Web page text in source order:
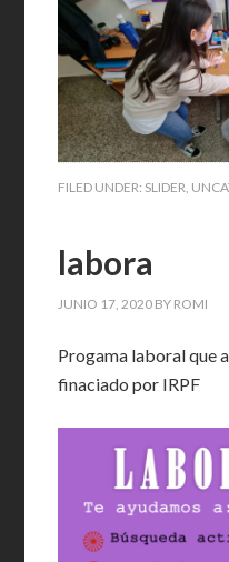
FILED UNDER: SLIDER
labora
JUNIO 17, 2020 BY ROMI
Progama laboral que
finaciado por IRPF